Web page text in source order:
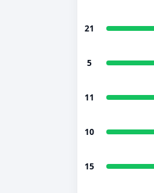
21
5
11
10
15